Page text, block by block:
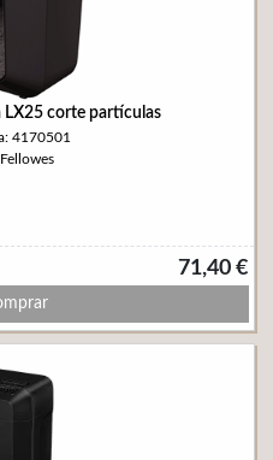
LX25 corte partículas
4170501
71,40 €